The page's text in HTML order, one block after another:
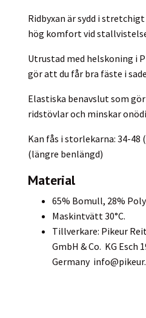
Ridbyxan är sydd i
hög komfort vid
Utrustad med helskoning i
gör att du får bra fäste i
Elastiska benavslut som
ridstövlar och minskar
Kan fås i storlekarna: 34-48
(längre benlängd)
Material
65% Bomull, 28%
Maskintvätt 30°C.
Tillverkare: Pikeur
GmbH & Co. KG Esch
Germany